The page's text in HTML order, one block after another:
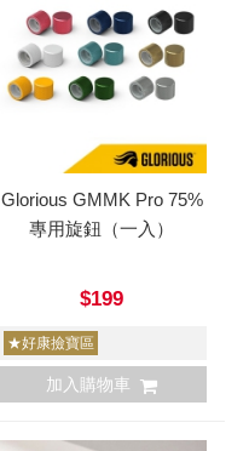
Glorious GMMK Pro 75%
專用旋鈕（一入）
$199
★好康撿寶區
加入購物車